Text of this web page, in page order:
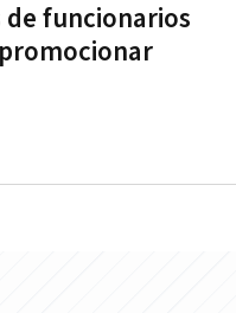
funcionarios